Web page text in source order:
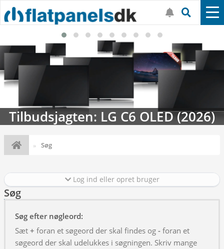
Tilbudsjagten: LG C6 OLED (2026)
Søg
Log ind eller opret bruger
Søg
Søg efter nøgleord:
Sæt + foran et søgeord der skal findes og - foran et
søgeord der skal udelukkes i søgningen. Skriv mange